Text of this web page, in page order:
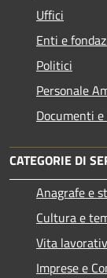
Uffici
Enti e
Politici
Personale
Documenti
CATEGORIE DI
Anagrafe e
Cultura e
Vita
Imprese e